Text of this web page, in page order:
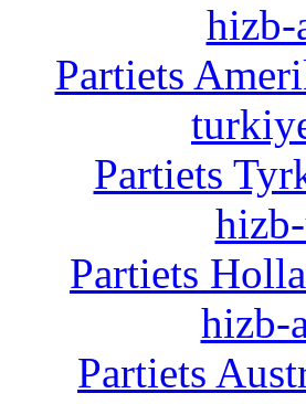
hizb-
Partiets
Partiets
Partiets
hizb-
Partiets